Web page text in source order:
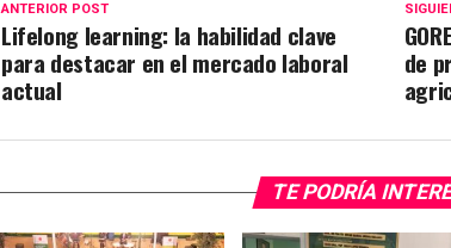
de
ANTERIOR POST
Lifelong learning: la habilidad clave
para destacar en el mercado laboral
actual
TE PODRÍA